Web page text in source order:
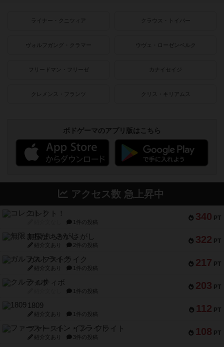
ライナー・クニツィア クラウス・トイバー
ヴォルフガング・クラマー ウヴェ・ローゼンベルク
フリードマン・フリーゼ カナイセイジ
クレメンス・フランツ クリス・キリアムス
ボドゲーマのアプリ版はこちら
アクセス数 急上昇中
340 PT
コレクト！
1件の投稿
322 PT
無限まちがいさがし
紹介文あり 2件の投稿
217 PT
ガルフストライク
紹介文あり 1件の投稿
203 PT
クルティボ
1件の投稿
112 PT
1809
紹介文あり 1件の投稿
108 PT
ファースト・イン・フライト
紹介文あり 3件の投稿